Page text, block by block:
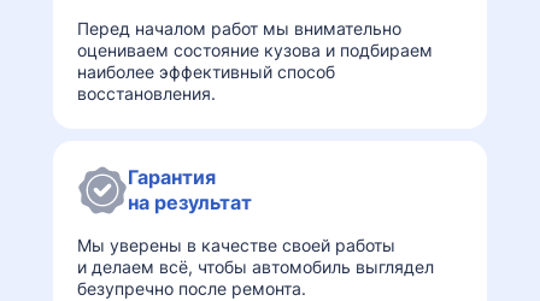
Перед началом работ мы внимательно
оцениваем состояние кузова и подбираем
наиболее эффективный способ
восстановления.
Гарантия
на результат
Мы уверены в качестве своей работы
и делаем всё, чтобы автомобиль выглядел
безупречно после ремонта.